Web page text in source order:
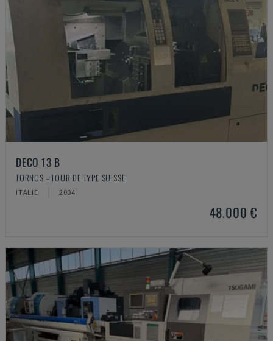
DECO 13 B
TORNOS - TOUR DE TYPE SUISSE
ITALIE 2004
48.000 €